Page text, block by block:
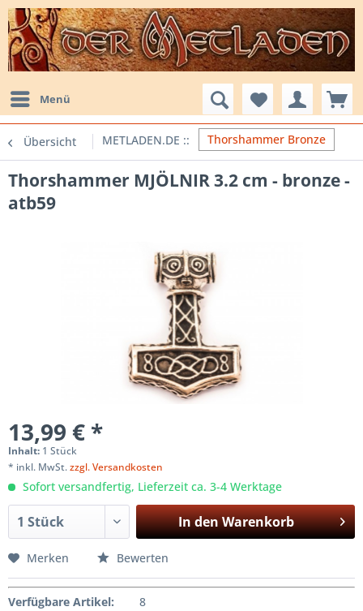
Menü
Übersicht Thorshammer Bronze
Thorshammer MJÖLNIR 3.2 cm - bronze -
atb59
13,99 € *
Inhalt: 1 Stück
* inkl. MwSt.zzgl. Versandkosten
Sofort versandfertig, Lieferzeit ca. 3-4 Werktage
In denWarenkorb
Merken Bewerten
Verfügbare Artikel:
8